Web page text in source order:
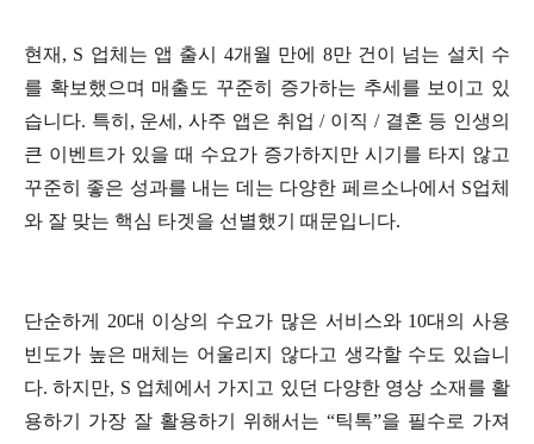
현재, S 업체는 앱 출시 4개월 만에 8만 건이 넘는 설치 수
를 확보했으며 매출도 꾸준히 증가하는 추세를 보이고 있
습니다. 특히, 운세, 사주 앱은 취업 / 이직 / 결혼 등 인생의
큰 이벤트가 있을 때 수요가 증가하지만 시기를 타지 않고
꾸준히 좋은 성과를 내는 데는 다양한 페르소나에서 S업체
와 잘 맞는 핵심 타겟을 선별했기 때문입니다.
단순하게 20대 이상의 수요가 많은 서비스와 10대의 사용
빈도가 높은 매체는 어울리지 않다고 생각할 수도 있습니
다. 하지만, S 업체에서 가지고 있던 다양한 영상 소재를 활
용하기 가장 잘 활용하기 위해서는 “틱톡”을 필수로 가져